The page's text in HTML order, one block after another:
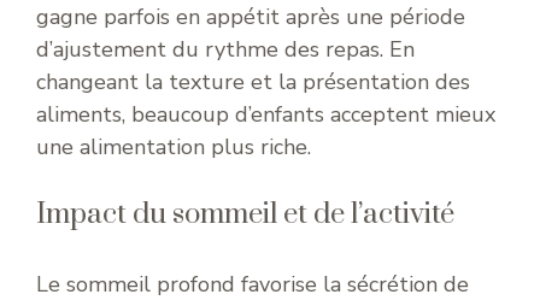
gagne parfois en appétit après une période
d’ajustement du rythme des repas. En
changeant la texture et la présentation des
aliments, beaucoup d’enfants acceptent mieux
une alimentation plus riche.
Impact du sommeil et de l’activité
Le sommeil profond favorise la sécrétion de